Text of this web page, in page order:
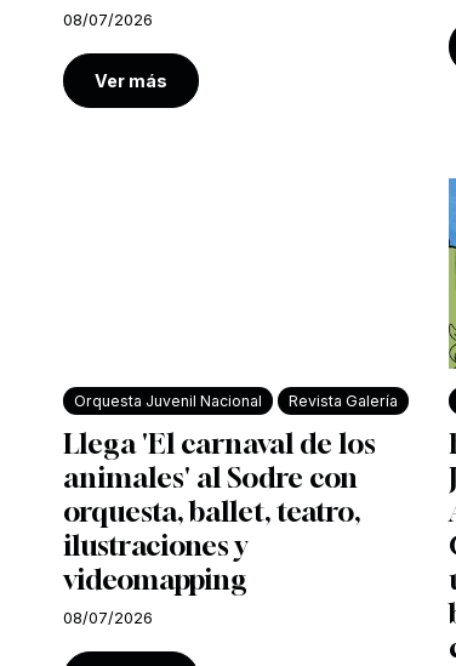
08/07/2026
Ver más
Orquesta Juvenil Nacional Revista Galería
Llega 'El carnaval de los
animales' al Sodre con
orquesta, ballet, teatro,
ilustraciones y
videomapping
08/07/2026